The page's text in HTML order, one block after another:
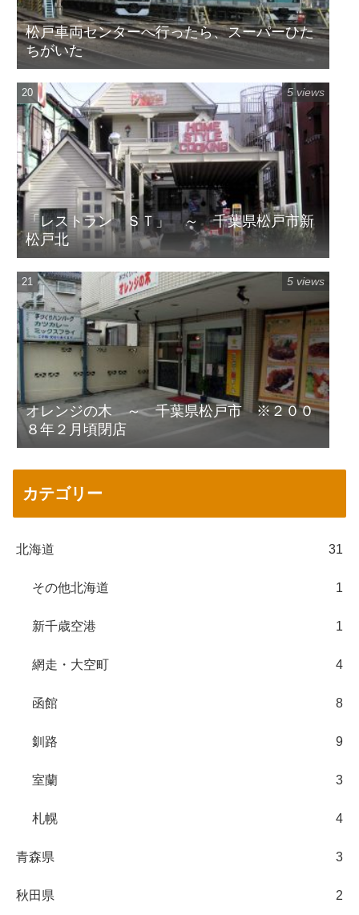
松戸車両センターへ行ったら、スーパーひた
ちがいた
「レストラン ＳＴ」 ～ 千葉県松戸市新
松戸北
5 views
オレンジの木 ～ 千葉県松戸市 ※２００
８年２月頃閉店
5 views
カテゴリー
北海道 31
その他北海道 1
新千歳空港 1
網走・大空町 4
函館 8
釧路 9
室蘭 3
札幌 4
青森県 3
秋田県 2